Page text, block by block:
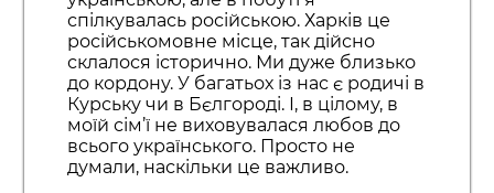
спілкувалась російською. Харків це
російськомовне місце, так дійсно
склалося історично. Ми дуже близько
до кордону. У багатьох із нас є родичі в
Курську чи в Бєлгороді. І, в цілому, в
моїй сім’ї не виховувалася любов до
всього українського. Просто не
думали, наскільки це важливо.